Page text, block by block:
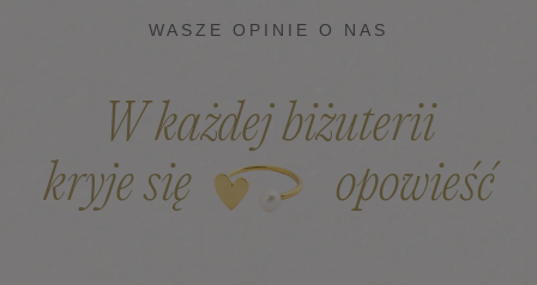
WASZE OPINIE O NAS
W każdej biżuterii
kryje się
opowieść